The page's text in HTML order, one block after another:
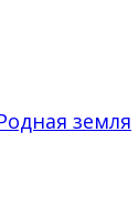
земля